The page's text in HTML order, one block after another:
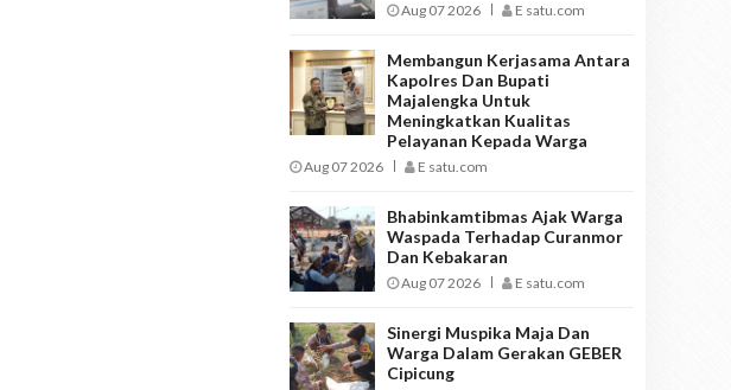
Aug 07 2026 E satu.com
Membangun Kerjasama Antara
Kapolres Dan Bupati
Majalengka Untuk
Meningkatkan Kualitas
Pelayanan Kepada Warga
Aug 07 2026 E satu.com
Bhabinkamtibmas Ajak Warga
Waspada Terhadap Curanmor
Dan Kebakaran
Aug 07 2026 E satu.com
Sinergi Muspika Maja Dan
Warga Dalam Gerakan GEBER
Cipicung